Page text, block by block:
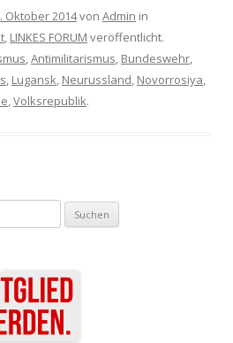
Oktober 2014von Admin in
, LINKES FORUM veröffentlicht.
,Antimilitarismus, Bundeswehr,
, Lugansk, Neurussland, Novorrosiya,
,Volksrepublik.